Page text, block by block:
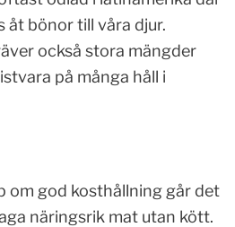
åt bönor till våra djur.
också stora mängder
på många håll i
om god kosthållning går det
näringsrik mat utan kött.